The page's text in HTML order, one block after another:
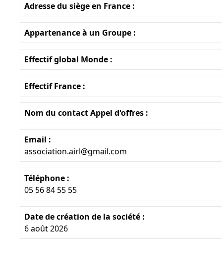
Adresse du siège en France :
Appartenance à un Groupe :
Effectif global Monde :
Effectif France :
Nom du contact Appel d'offres :
Email :
association.airl@gmail.com
Téléphone :
05 56 84 55 55
Date de création de la société :
6 août 2026